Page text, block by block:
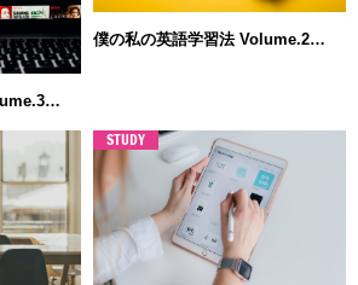
僕の私の英語学習法 Volume.2…
STUDY